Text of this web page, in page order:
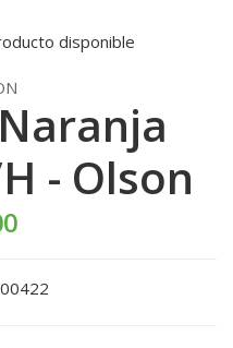
disponible
- Olson